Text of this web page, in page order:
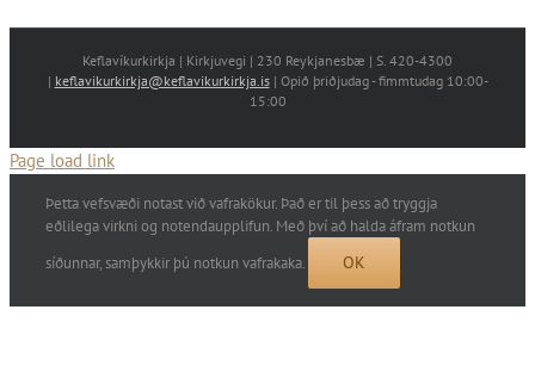
Keflavíkurkirkja | Kirkjuvegi | 230 Reykjanesbæ | S. 420-4300
| keflavikurkirkja@keflavikurkirkja.is| Opið þriðjudag - fimmtudag 10:00-
15:00
Page load link
Þetta vefsvæði notast við vafrakökur. Það er til þess að tryggja
eðlilega virkni og notendaupplifun. Með því að halda áfram notkun
síðunnar, samþykkir þú notkun vafrakaka.
OK